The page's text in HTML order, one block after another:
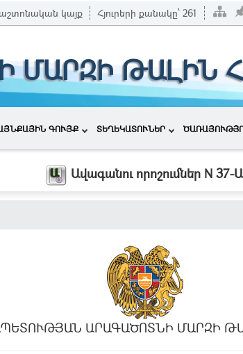
կայք Հյուրերի քանակը՝ 261
ՄԱՐԶԻ ԹԱԼԻՆ
ԳՈՒՅՔ ՏԵՂԵԿԱՏՈՒՆԵՐ
Ավագանու որոշումներ N 37-Ա
ԱՐԱԳԱԾՈՏՆԻ ՄԱՐԶԻ